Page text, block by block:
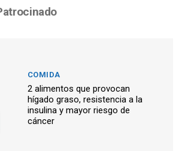
COMIDA
2 alimentos que provocan
hígado graso, resistencia a la
insulina y mayor riesgo de
cáncer